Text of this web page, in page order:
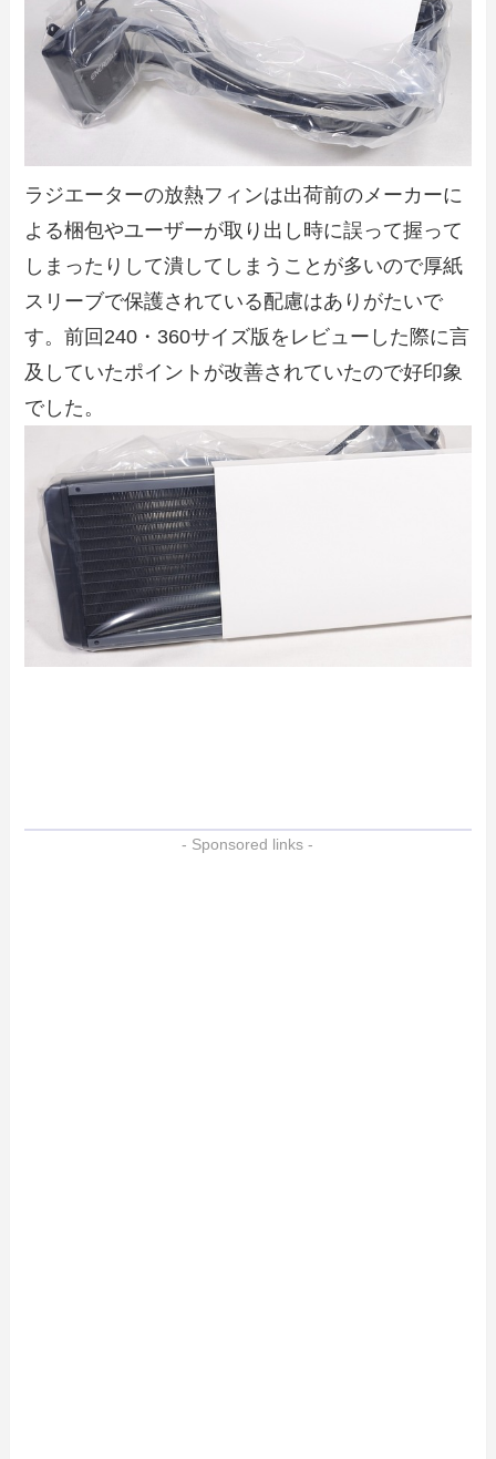
ラジエーターの放熱フィンは出荷前のメーカーに
よる梱包やユーザーが取り出し時に誤って握って
しまったりして潰してしまうことが多いので厚紙
スリーブで保護されている配慮はありがたいで
す。前回240・360サイズ版をレビューした際に言
及していたポイントが改善されていたので好印象
でした。
- Sponsored links -